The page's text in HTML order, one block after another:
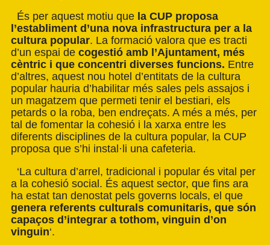
És per aquest motiu que la CUP proposa
l’establiment d’una nova infrastructura per a la
cultura popular. La formació valora que es tracti
d’un espai de cogestió amb l’Ajuntament, més
cèntric i que concentri diverses funcions. Entre
d’altres, aquest nou hotel d’entitats de la cultura
popular hauria d’habilitar més sales pels assajos i
un magatzem que permeti tenir el bestiari, els
petards o la roba, ben endreçats. A més a més, per
tal de fomentar la cohesió i la xarxa entre les
diferents disciplines de la cultura popular, la CUP
proposa que s’hi instal·li una cafeteria.
‘La cultura d’arrel, tradicional i popular és vital per
a la cohesió social. És aquest sector, que fins ara
ha estat tan denostat pels governs locals, el que
genera referents culturals comunitaris, que són
capaços d’integrar a tothom, vinguin d’on
vinguin‘.